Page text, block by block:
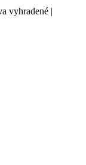
vyhradené |